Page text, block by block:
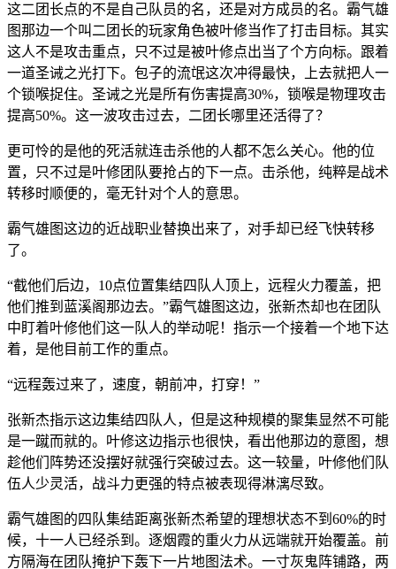
这二团长点的不是自己队员的名，还是对方成员的名。霸气雄
图那边一个叫二团长的玩家角色被叶修当作了打击目标。其实
这人不是攻击重点，只不过是被叶修点出当了个方向标。跟着
一道圣诫之光打下。包子的流氓这次冲得最快，上去就把人一
个锁喉捉住。圣诫之光是所有伤害提高30%，锁喉是物理攻击
提高50%。这一波攻击过去，二团长哪里还活得了？
更可怜的是他的死活就连击杀他的人都不怎么关心。他的位
置，只不过是叶修团队要抢占的下一点。击杀他，纯粹是战术
转移时顺便的，毫无针对个人的意思。
霸气雄图这边的近战职业替换出来了，对手却已经飞快转移
了。
“截他们后边，10点位置集结四队人顶上，远程火力覆盖，把
他们推到蓝溪阁那边去。”霸气雄图这边，张新杰却也在团队
中盯着叶修他们这一队人的举动呢！指示一个接着一个地下达
着，是他目前工作的重点。
“远程轰过来了，速度，朝前冲，打穿！”
张新杰指示这边集结四队人，但是这种规模的聚集显然不可能
是一蹴而就的。叶修这边指示也很快，看出他那边的意图，想
趁他们阵势还没摆好就强行突破过去。这一较量，叶修他们队
伍人少灵活，战斗力更强的特点被表现得淋漓尽致。
霸气雄图的四队集结距离张新杰希望的理想状态不到60%的时
候，十一人已经杀到。逐烟霞的重火力从远端就开始覆盖。前
方隔海在团队掩护下轰下一片地图法术。一寸灰鬼阵铺路，两